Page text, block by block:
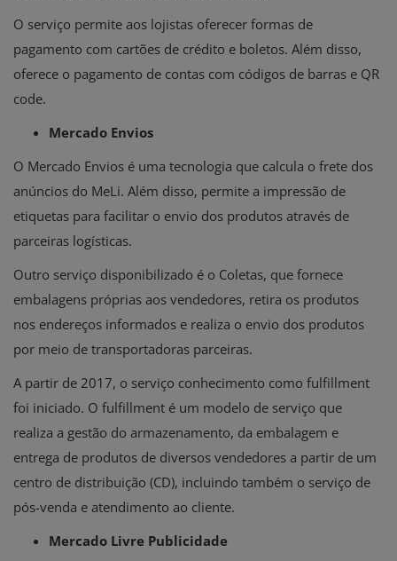
O serviço permite aos lojistas oferecer formas de
pagamento com cartões de crédito e boletos. Além disso,
oferece o pagamento de contas com códigos de barras e QR
code.
Mercado Envios
O Mercado Envios é uma tecnologia que calcula o frete dos
anúncios do MeLi. Além disso, permite a impressão de
etiquetas para facilitar o envio dos produtos através de
parceiras logísticas.
Outro serviço disponibilizado é o Coletas, que fornece
embalagens próprias aos vendedores, retira os produtos
nos endereços informados e realiza o envio dos produtos
por meio de transportadoras parceiras.
A partir de 2017, o serviço conhecimento como fulfillment
foi iniciado. O fulfillment é um modelo de serviço que
realiza a gestão do armazenamento, da embalagem e
entrega de produtos de diversos vendedores a partir de um
centro de distribuição (CD), incluindo também o serviço de
pós-venda e atendimento ao cliente.
Mercado Livre Publicidade